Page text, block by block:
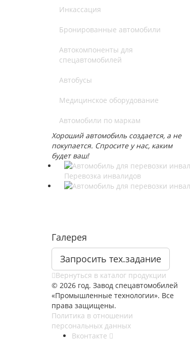
Инкассация
Бронированные автомобили
Автокомпоненты для
спецавтомобилей
Автобусы
Медицинское оборудование
Автомобили по маркам
Хороший автомобиль создается, а не
покупается. Спросите у нас, каким
будет ваш!
Галерея
Запросить тех.задание
Вернуться в каталог продукции
© 2026 год. Завод спецавтомобилей
«Промышленные технологии». Все
права защищены.
Политика в отношении
персональных данных
Вконтакте